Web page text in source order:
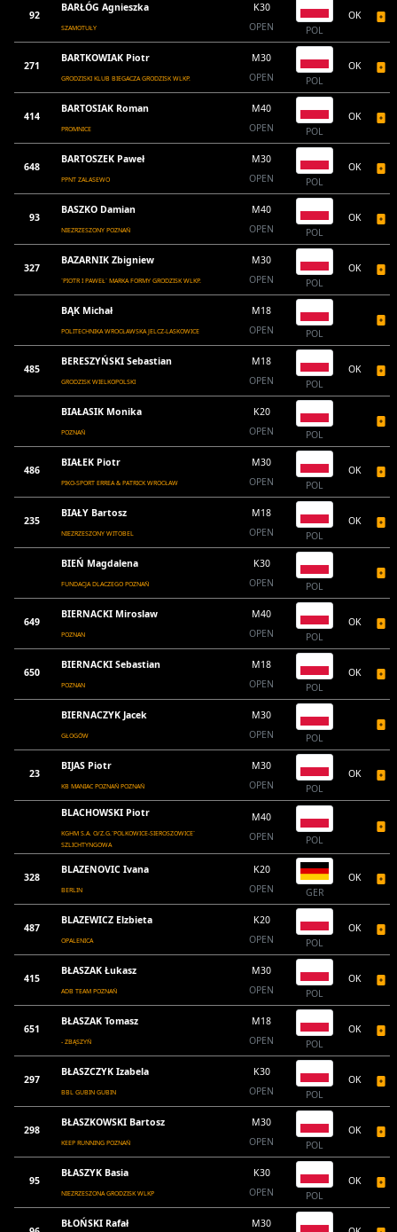
92
BARŁÓG Agnieszka
SZAMOTUŁY
K30
OPEN
POL
OK
271
BARTKOWIAK Piotr
GRODZISKI KLUB BIEGACZA GRODZISK WLKP.
M30
OPEN
POL
OK
414
BARTOSIAK Roman
PROMNICE
M40
OPEN
POL
OK
648
BARTOSZEK Paweł
PPNT ZALASEWO
M30
OPEN
POL
OK
93
BASZKO Damian
NIEZRZESZONY POZNAŃ
M40
OPEN
POL
OK
327
BAZARNIK Zbigniew
`PIOTR I PAWEŁ` MARKA FORMY GRODZISK WLKP.
M30
OPEN
POL
OK
BĄK Michał
POLITECHNIKA WROCŁAWSKA JELCZ-LASKOWICE
M18
OPEN
POL
485
BERESZYŃSKI Sebastian
GRODZISK WIELKOPOLSKI
M18
OPEN
POL
OK
BIAŁASIK Monika
POZNAŃ
K20
OPEN
POL
486
BIAŁEK Piotr
PIKO-SPORT ERREA & PATRICK WROCŁAW
M30
OPEN
POL
OK
235
BIAŁY Bartosz
NIEZRZESZONY WITOBEL
M18
OPEN
POL
OK
BIEŃ Magdalena
FUNDACJA DLACZEGO POZNAŃ
K30
OPEN
POL
649
BIERNACKI Miroslaw
POZNAN
M40
OPEN
POL
OK
650
BIERNACKI Sebastian
POZNAN
M18
OPEN
POL
OK
BIERNACZYK Jacek
GŁOGÓW
M30
OPEN
POL
23
BIJAS Piotr
KB MANIAC POZNAŃ POZNAŃ
M30
OPEN
POL
OK
BLACHOWSKI Piotr
KGHM S.A. O/Z.G.`POLKOWICE-SIEROSZOWICE`
SZLICHTYNGOWA
M40
OPEN
POL
328
BLAZENOVIC Ivana
BERLIN
K20
OPEN
GER
OK
487
BLAZEWICZ Elzbieta
OPALENICA
K20
OPEN
POL
OK
415
BŁASZAK Łukasz
ADB TEAM POZNAŃ
M30
OPEN
POL
OK
651
BŁASZAK Tomasz
- ZBĄSZYŃ
M18
OPEN
POL
OK
297
BŁASZCZYK Izabela
BBL GUBIN GUBIN
K30
OPEN
POL
OK
298
BŁASZKOWSKI Bartosz
KEEP RUNNING POZNAŃ
M30
OPEN
POL
OK
95
BŁASZYK Basia
NIEZRZESZONA GRODZISK WLKP
K30
OPEN
POL
OK
BŁOŃSKI Rafał M30